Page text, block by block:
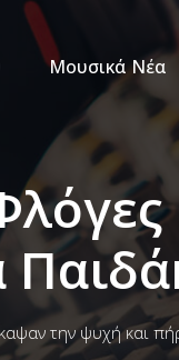
Μουσικά Νέα
την ψυχή και